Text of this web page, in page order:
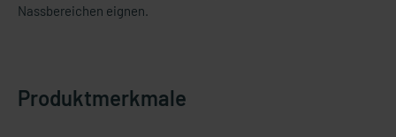
Nassbereichen eignen.
Produktmerkmale